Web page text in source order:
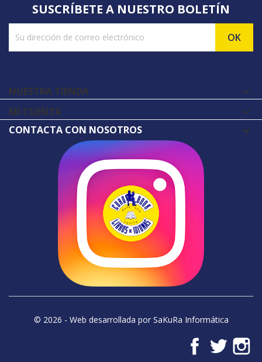
SUSCRÍBETE A NUESTRO BOLETÍN
NUESTRA TIENDA 
MI CUENTA 
CONTACTA CON NOSOTROS
© 2026 - Web desarrollada por SaKuRa Informática